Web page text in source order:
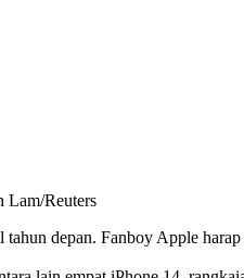
Lam/Reuters
depan. Fanboy Apple